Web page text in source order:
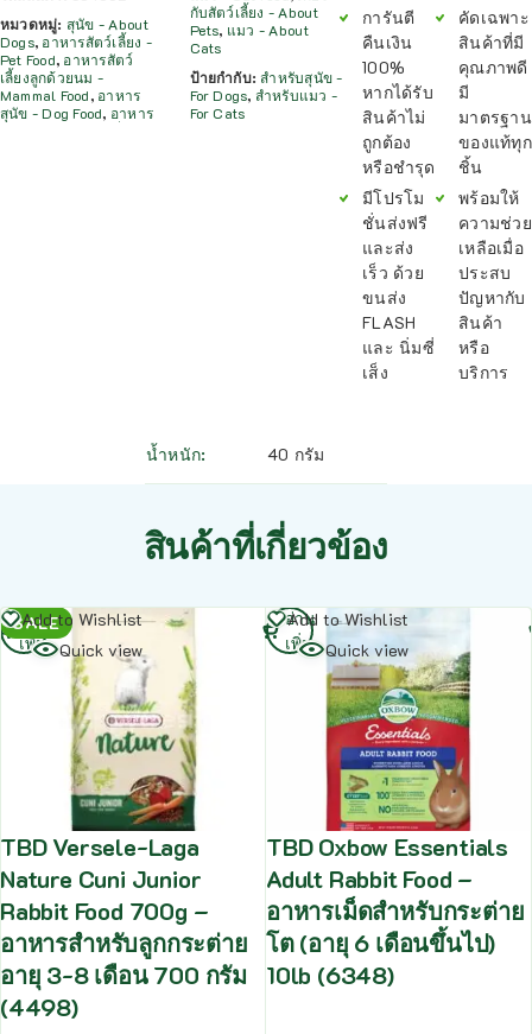
หมวดหมู่: สุนัข - About
Dogs, อาหารสัตว์เลี้ยง -
Pet Food, อาหารสัตว์
เลี้ยงลูกด้วยนม -
Mammal Food, อาหาร
สุนัข - Dog Food, อาหาร
กับสัตว์เลี้ยง - About
Pets, แมว - About
Cats
ป้ายกำกับ:สำหรับสุนัข -
For Dogs, สำหรับแมว -
For Cats
การันตี
คืนเงิน
100%
หากได้รับ
สินค้าไม่
ถูกต้อง
หรือชำรุด
มีโปรโม
ชั่นส่งฟรี
และส่ง
เร็ว ด้วย
ขนส่ง
FLASH
และ นิ่มซี่
เส็ง
คัดเฉพาะ
สินค้าที่มี
คุณภาพดี
มี
มาตรฐาน
ของแท้ทุก
ชิ้น
พร้อมให้
ความช่วย
เหลือเมื่อ
ประสบ
ปัญหากับ
สินค้า
หรือ
บริการ
น้ำหนัก 40 กรัม
สินค้าที่เกี่ยวข้อง
SALE
Add to Wishlist
Quick view
TBD Versele-Laga
Nature Cuni Junior
Rabbit Food 700g –
อาหารสำหรับลูกกระต่าย
อายุ 3-8 เดือน 700 กรัม
(4498)
อ่าน
เพิ่ม
Add to Wishlist
Quick view
TBD Oxbow Essentials
Adult Rabbit Food –
อาหารเม็ดสำหรับกระต่าย
โต (อายุ 6 เดือนขึ้นไป)
10lb (6348)
อ่าน
เพิ่ม